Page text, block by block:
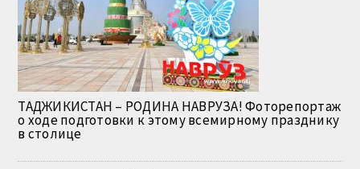
ТАДЖИКИСТАН – РОДИНА НАВРУЗА! Фоторепортаж
о ходе подготовки к этому всемирному празднику
в столице